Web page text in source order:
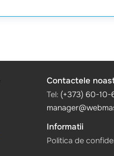
Contactele
Tel: (+373) 60-10-
Informatii
Politica de